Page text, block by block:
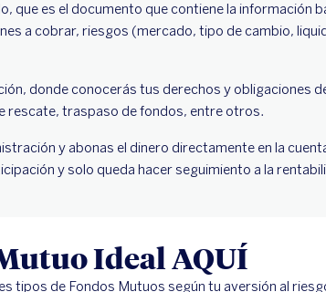
que es el documento que contiene la información
a cobrar, riesgos (mercado, tipo de cambio,
donde conocerás tus derechos y obligaciones
rescate, traspaso de fondos, entre otros.
y abonas el dinero directamente en la
y solo queda hacer seguimiento a la
Ideal AQUÍ
tipos de Fondos Mutuos según tu aversión al